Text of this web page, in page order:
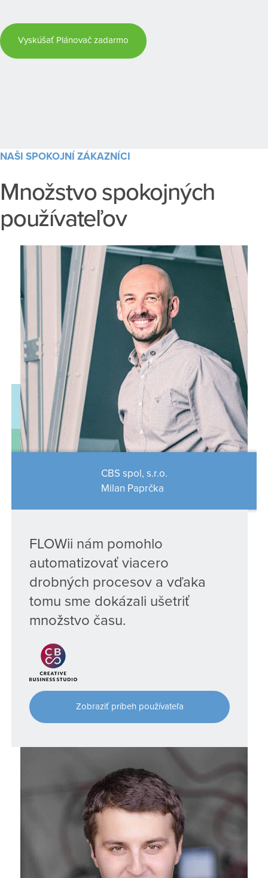
Vyskúšať Plánovač zadarmo
NAŠI SPOKOJNÍ ZÁKAZNÍCI
Množstvo spokojných
používateľov
CBS spol, s.r.o.
Milan Paprčka
FLOWii nám pomohlo
automatizovať viacero
drobných procesov a vďaka
tomu sme dokázali ušetriť
množstvo času.
Zobraziť príbeh používateľa